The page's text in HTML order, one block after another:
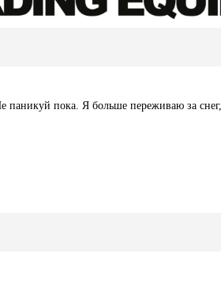
паникуй пока. Я больше переживаю за снег,